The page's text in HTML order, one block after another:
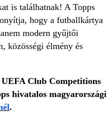
is találhatnak! A Topps
hogy a futballkártya
modern gyűjtői
közösségi élmény és
UEFA Club Competitions
hivatalos magyarországi
.